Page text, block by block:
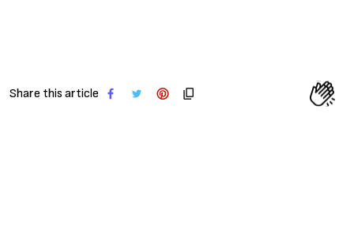
Share this article